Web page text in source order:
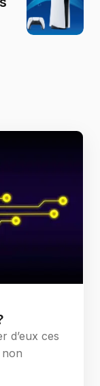
d’eux ces
non